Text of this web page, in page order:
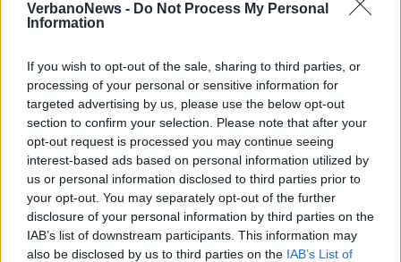
VerbanoNews - Do Not Process My Personal
Information
If you wish to opt-out of the sale, sharing to third parties, or
processing of your personal or sensitive information for
targeted advertising by us, please use the below opt-out
section to confirm your selection. Please note that after your
opt-out request is processed you may continue seeing
interest-based ads based on personal information utilized by
us or personal information disclosed to third parties prior to
your opt-out. You may separately opt-out of the further
disclosure of your personal information by third parties on the
IAB’s list of downstream participants. This information may
also be disclosed by us to third parties on the IAB’s List of